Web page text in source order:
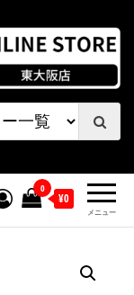
ストア
メニュー
0
¥0